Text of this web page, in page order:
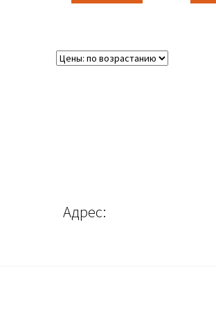
Адрес: